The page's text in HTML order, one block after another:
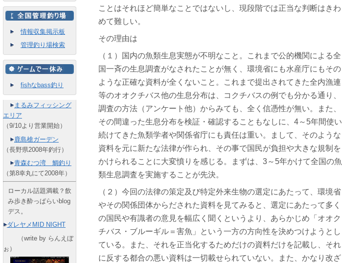
情報収集掲示板
管理釣り場検索
fishなbass釣り
まるみフィッシング
エリア
（9/10より営業開始）
鹿島槍ガーデン
（長野県2008年釣行）
青森むつ湾 鯛釣り
（第8幸丸にて2008年）
ローカル話題満載？飲
み歩き酔っぱらいblog
デス。
ダレヤメMID NIGHT
（write by らんえぼ
ぉ）
ことはそれほど簡単なことではないし、現段階では正当な判断はきわ
めて難しい。
その理由は
（１）国内の魚類生息実態が不明なこと。これまで公的機関による全
国一斉の生息調査がなされたことが無く、環境省にも水産庁にもその
ような正確な資料が全くないこと。これまで提出されてきた全内漁連
等のオオクチバス他の生息分布は、コクチバスの例でも分かる通り、
調査の方法（アンケート他）からみても、全く信憑性が無い。また、
その間違った生息分布を検証・確認することもなしに、4～5年間使い
続けてきた魚類学者や関係省庁にも責任は重い。まして、そのような
資料を元に新たな法律が作られ、その事で国民が負担や大きな規制を
かけられることに大変憤りを感じる。まずは、3～5年かけて全国の魚
類生息調査を実施することが先決。
（２）今回の法律の策定及び特定外来生物の選定にあたって、環境省
やその関係団体からだされた資料を見てみると、選定にあたって多く
の国民や有識者の意見を幅広く聞くというより、あらかじめ「オオク
チバス・ブルーギル＝害魚」という一方の方向性を決めつけようとし
ている。また、それを正当化するためだけの資料だけを記載し、それ
に反する都合の悪い資料は一切載せられていない。また、かなり改ざ